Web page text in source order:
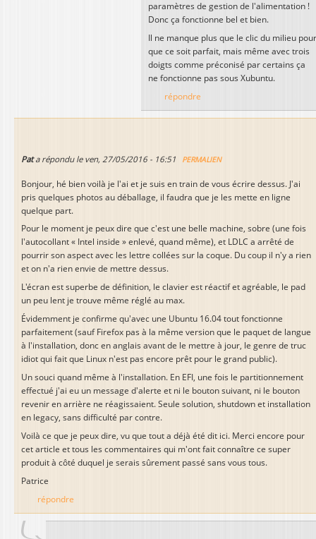
paramètres de gestion de l'alimentation !
Donc ça fonctionne bel et bien.
Il ne manque plus que le clic du milieu pour
que ce soit parfait, mais même avec trois
doigts comme préconisé par certains ça
ne fonctionne pas sous Xubuntu.
répondre
Pata répondu le ven, 27/05/2016 - 16:51 PERMALIEN
Bonjour, hé bien voilà je l'ai et je suis en train de vous écrire dessus. J'ai
pris quelques photos au déballage, il faudra que je les mette en ligne
quelque part.
Pour le moment je peux dire que c'est une belle machine, sobre (une fois
l'autocollant « Intel inside » enlevé, quand même), et LDLC a arrêté de
pourrir son aspect avec les lettre collées sur la coque. Du coup il n'y a rien
et on n'a rien envie de mettre dessus.
L'écran est superbe de définition, le clavier est réactif et agréable, le pad
un peu lent je trouve même réglé au max.
Évidemment je confirme qu'avec une Ubuntu 16.04 tout fonctionne
parfaitement (sauf Firefox pas à la même version que le paquet de langue
à l'installation, donc en anglais avant de le mettre à jour, le genre de truc
idiot qui fait que Linux n'est pas encore prêt pour le grand public).
Un souci quand même à l'installation. En EFI, une fois le partitionnement
effectué j'ai eu un message d'alerte et ni le bouton suivant, ni le bouton
revenir en arrière ne réagissaient. Seule solution, shutdown et installation
en legacy, sans difficulté par contre.
Voilà ce que je peux dire, vu que tout a déjà été dit ici. Merci encore pour
cet article et tous les commentaires qui m'ont fait connaître ce super
produit à côté duquel je serais sûrement passé sans vous tous.
Patrice
répondre